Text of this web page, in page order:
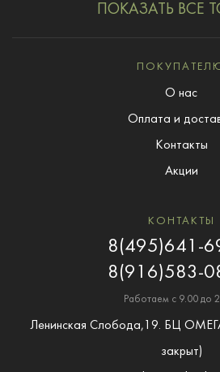
ПОКАЗАТЬ ВСЕ
О нас
Оплата и
Контакты
Акции
КОНТАКТЫ
8(495)641-
8(916)583-
Работаем с 9.00 до
Ленинская Слобода,19. БЦ
закрыт)